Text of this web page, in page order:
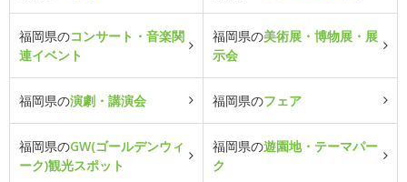
福岡県のコンサート・音楽関
連イベント
福岡県の美術展・博物展・展
示会
福岡県の演劇・講演会 福岡県のフェア
福岡県のGW(ゴールデンウィ
ーク)観光スポット
福岡県の遊園地・テーマパー
ク